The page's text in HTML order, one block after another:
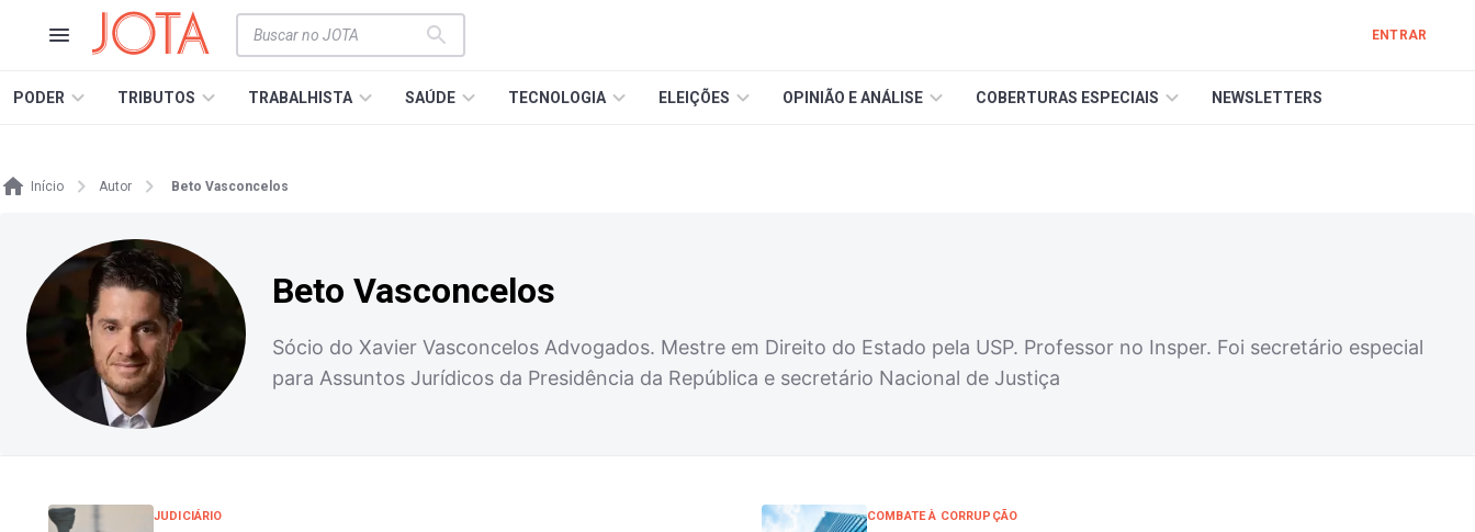
ENTRAR
PODER TRIBUTOS TRABALHISTA SAÚDE TECNOLOGIA ELEIÇÕES OPINIÃO E ANÁLISE COBERTURAS ESPECIAIS NEWSLETTERS
Início Autor Beto Vasconcelos
Beto Vasconcelos
Sócio do Xavier Vasconcelos Advogados. Mestre em Direito do Estado pela USP. Professor no Insper. Foi secretário especial
para Assuntos Jurídicos da Presidência da República e secretário Nacional de Justiça
JUDICIÁRIO COMBATE À CORRUPÇÃO